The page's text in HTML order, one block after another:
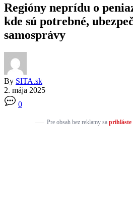
Regióny neprídu o
kde sú potrebné,
samosprávy
By SITA.sk
2. mája 2025
0
Pre obsah bez reklamy sa prihláste